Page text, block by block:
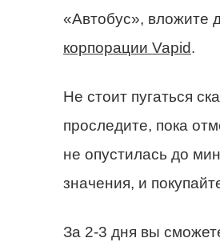
«Автобус», вложите
корпорации Vapid.
Не стоит пугаться
проследите, пока
не опустилась до
значения, и
За 2-3 дня вы